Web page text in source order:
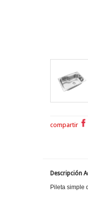
compartir
Descripción
Pileta simple